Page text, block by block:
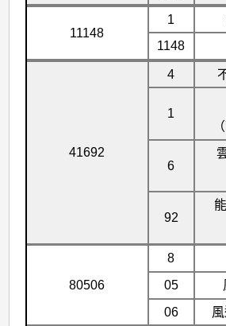
11148
1
1148
41692
4
1
6
92
80506
8
05
06